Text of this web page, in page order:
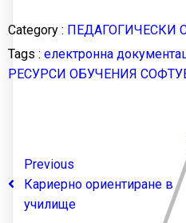
Category : ПЕДАГОГИЧЕСКИ
Tags : електронна
РЕСУРСИ ОБУЧЕНИЯ
Previous
Кариерно ориентиране в
училище